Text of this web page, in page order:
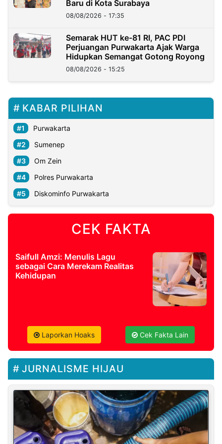
Baru di Kota Surabaya
08/08/2026 - 17:35
Semarak HUT ke-81 RI, PAC PDI
Perjuangan Purwakarta Ajak Warga
Hidupkan Semangat Gotong Royong
08/08/2026 - 15:25
KABAR PILIHAN
Purwakarta
Sumenep
Om Zein
Polres Purwakarta
Diskominfo Purwakarta
CEK FAKTA
Saifull Amzi: Menulis Lagu
sebagai Cara Merekam Realitas
Kehidupan
Laporkan Hoaks Cek Fakta Lain
JURNALISME HIJAU